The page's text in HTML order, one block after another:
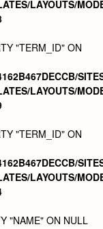
LAYOUTS/
"TERM_ID" ON
LAYOUTS/
"TERM_ID" ON
LAYOUTS/
"NAME" ON NULL